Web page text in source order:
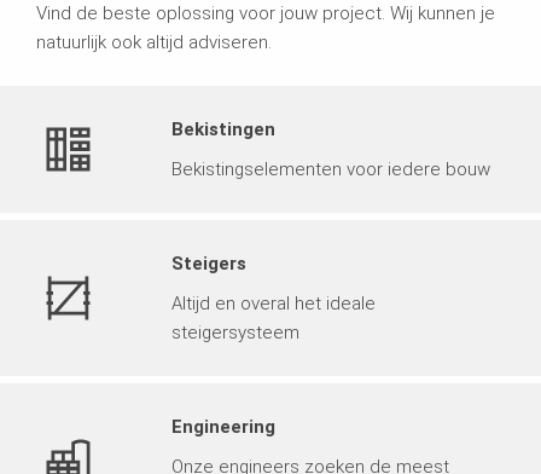
Vind de beste oplossing voor jouw project. Wij kunnen je
natuurlijk ook altijd adviseren.
Bekistingen
Bekistingselementen voor iedere bouw
Steigers
Altijd en overal het ideale
steigersysteem
Engineering
Onze engineers zoeken de meest